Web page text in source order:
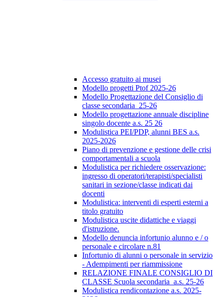
Accesso gratuito ai musei
Modello progetti Ptof 2025-26
Modello Progettazione del Consiglio di
classe secondaria_25-26
Modello progettazione annuale discipline
singolo docente a.s. 25 26
Modulistica PEI/PDP, alunni BES a.s.
2025-2026
Piano di prevenzione e gestione delle crisi
comportamentali a scuola
Modulistica per richiedere osservazione:
ingresso di operatori/terapisti/specialisti
sanitari in sezione/classe indicati dai
docenti
Modulistica: interventi di esperti esterni a
titolo gratuito
Modulistica uscite didattiche e viaggi
d'istruzione.
Modello denuncia infortunio alunno e / o
personale e circolare n.81
Infortunio di alunni o personale in servizio
- Adempimenti per riammissione
RELAZIONE FINALE CONSIGLIO DI
CLASSE Scuola secondaria_a.s. 25-26
Modulistica rendicontazione a.s. 2025-